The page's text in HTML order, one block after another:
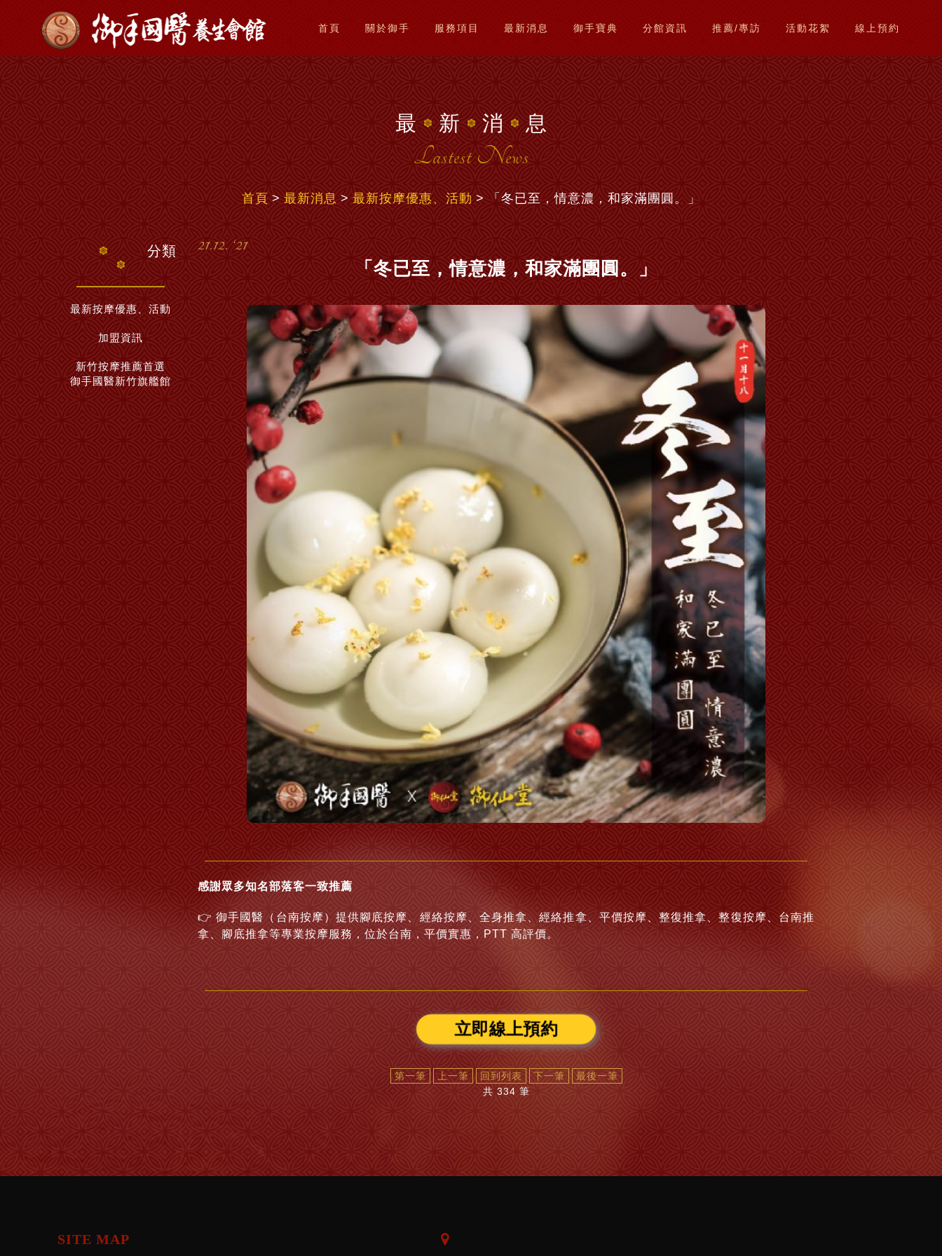
首頁 關於御手 服務項目 最新消息 御手寶典 分館資訊 推薦/專訪 活動花絮 線上預約
最 新 消 息
Lastest News
首頁 最新消息 最新按摩優惠、活動 「冬已至，情意濃，和家滿團圓。」
分類
最新按摩優惠、活動
加盟資訊
新竹按摩推薦首選
御手國醫新竹旗艦館
21.12. ‘21
「冬已至，情意濃，和家滿團圓。」
感謝眾多知名部落客一致推薦
👉御手國醫（台南按摩）提供腳底按摩、經絡按摩、全身推拿、經絡推拿、平價按摩、整復推拿、整復按摩、台南推
拿、腳底推拿等專業按摩服務，位於台南，平價實惠，PTT 高評價。
立即線上預約
第一筆 上一筆 回到列表 下一筆
最後一筆
共 334 筆
SITE MAP 